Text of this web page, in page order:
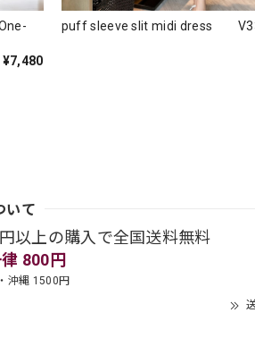
¥7,480
puff sleeve slit midi dress
いて
以上の購入で全国送料無料
800円
沖縄 1500円